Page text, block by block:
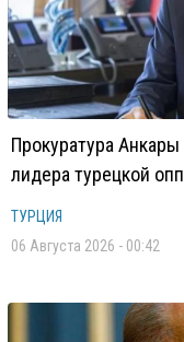
Прокуратура
лидера турецкой
ТУРЦИЯ
06 Августа 2026 - 00:42